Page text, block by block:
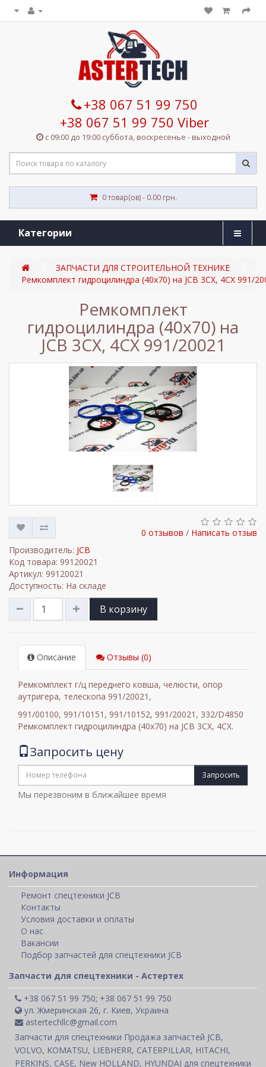
+38 067 51 99 750
+38 067 51 99 750 Viber
с 09:00 до 19:00 суббота, воскресенье - выходной
0 товар(ов) - 0.00 грн.
Категории
ЗАПЧАСТИ ДЛЯ СТРОИТЕЛЬНОЙ ТЕХНИКЕ
Ремкомплект гидроцилиндра (40х70) на JCB 3CX, 4CX 991/
Ремкомплект
гидроцилиндра (40х70) на
JCB 3CX, 4CX 991/20021
0 отзывов / Написать отзыв
Производитель: JCB
Код товара: 99120021
Артикул: 99120021
Доступность: На складе
В корзину
Описание Отзывы (0)
Ремкомплект г/ц переднего ковша, челюсти, опор
аутригера, телескопа 991/20021,
991/00100, 991/10151, 991/10152, 991/20021, 332/D4850
Ремкомплект гидроцилиндра (40х70) на JCB 3CX, 4CX.
Запросить цену
Запросить
Мы перезвоним в ближайшее время
Информация
Ремонт спецтехники JCB
Контакты
Условия доставки и оплаты
О нас
Вакансии
Подбор запчастей для спецтехники JCB
Запчасти для спецтехники - Астертех
+38 067 51 99 750; +38 067 51 99 750
ул. Жмеринская 26, г. Киев, Украина
astertechllc@gmail.com
Запчасти для спецтехники Продажа запчастей JCB,
VOLVO, KOMATSU, LIEBHERR, CATERPILLAR, HITACHI,
PERKINS, CASE, New HOLLAND, HYUNDAI для спецтехники